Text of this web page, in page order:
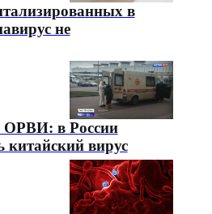
в
не
ОРВИ: в России
китайский вирус